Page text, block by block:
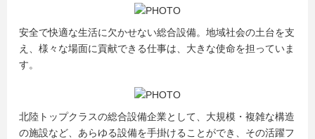
安全で快適な生活に欠かせない総合設備。地域社会の土台を支
え、様々な場面に貢献できる仕事は、大きな使命を担っていま
す。
北陸トップクラスの総合設備企業として、大規模・複雑な構造
の施設など、あらゆる設備を手掛けることができ、その活躍フ